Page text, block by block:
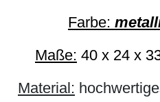
Farbe:
Maße: 40 x 24 x
Material: